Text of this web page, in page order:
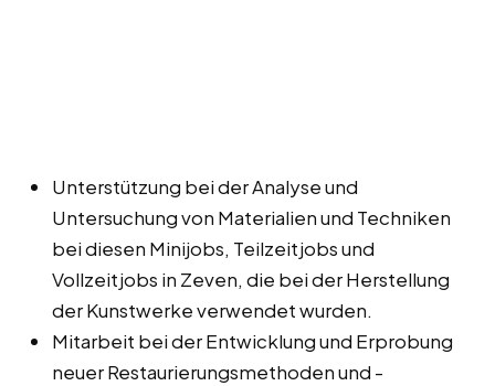
Unterstützung bei der Analyse und
Untersuchung von Materialien und Techniken
bei diesen Minijobs, Teilzeitjobs und
Vollzeitjobs in Zeven, die bei der Herstellung
der Kunstwerke verwendet wurden.
Mitarbeit bei der Entwicklung und Erprobung
neuer Restaurierungsmethoden und -